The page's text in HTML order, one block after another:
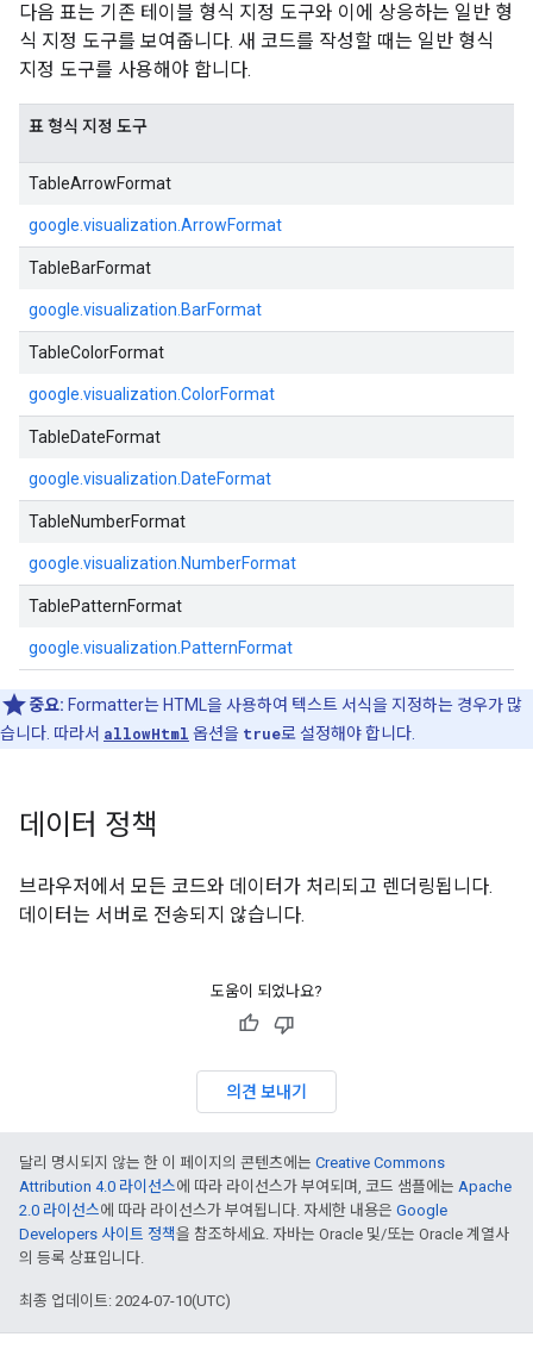
다음 표는 기존 테이블 형식 지정 도구와 이에 상응하는 일반 형
식 지정 도구를 보여줍니다. 새 코드를 작성할 때는 일반 형식
지정 도구를 사용해야 합니다.
표 형식 지정 도구
TableArrowFormat
google.visualization.ArrowFormat
TableBarFormat
google.visualization.BarFormat
TableColorFormat
google.visualization.ColorFormat
TableDateFormat
google.visualization.DateFormat
TableNumberFormat
google.visualization.NumberFormat
TablePatternFormat
google.visualization.PatternFormat
중요: Formatter는 HTML을 사용하여 텍스트 서식을 지정하는 경우가 많
습니다. 따라서 allowHtml 옵션을 true로 설정해야 합니다.
데이터 정책
브라우저에서 모든 코드와 데이터가 처리되고 렌더링됩니다.
데이터는 서버로 전송되지 않습니다.
도움이 되었나요?
의견 보내기
달리 명시되지 않는 한 이 페이지의 콘텐츠에는 Creative Commons
Attribution 4.0 라이선스에 따라 라이선스가 부여되며, 코드 샘플에는 Apache
2.0 라이선스에 따라 라이선스가 부여됩니다. 자세한 내용은 Google
Developers 사이트 정책을 참조하세요. 자바는 Oracle 및/또는 Oracle 계열사
의 등록 상표입니다.
최종 업데이트: 2024-07-10(UTC)